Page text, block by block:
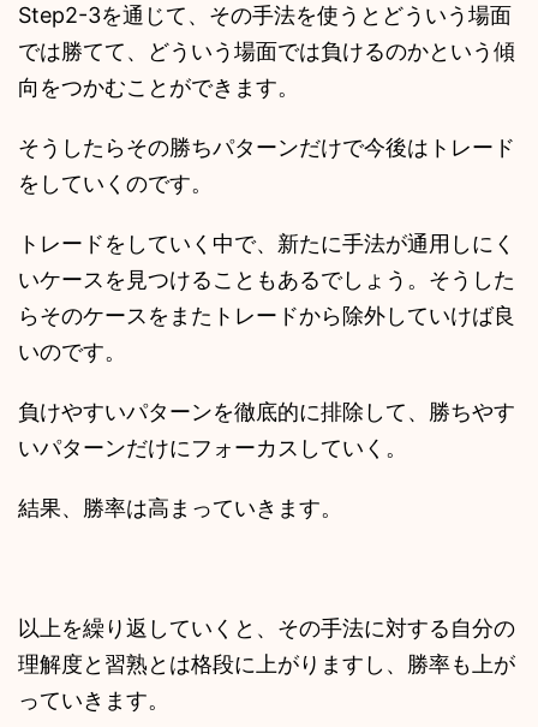
Step2-3を通じて、その手法を使うとどういう場面
では勝てて、どういう場面では負けるのかという傾
向をつかむことができます。
そうしたらその勝ちパターンだけで今後はトレード
をしていくのです。
トレードをしていく中で、新たに手法が通用しにく
いケースを見つけることもあるでしょう。そうした
らそのケースをまたトレードから除外していけば良
いのです。
負けやすいパターンを徹底的に排除して、勝ちやす
いパターンだけにフォーカスしていく。
結果、勝率は高まっていきます。
以上を繰り返していくと、その手法に対する自分の
理解度と習熟とは格段に上がりますし、勝率も上が
っていきます。